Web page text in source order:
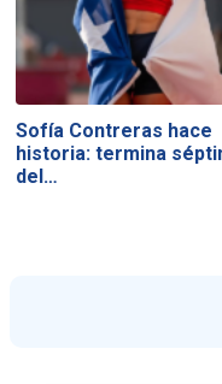
Sofía Contreras hace
historia: termina
del…